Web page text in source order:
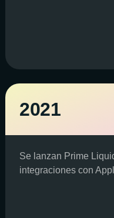
2021
Se lanzan Prime
integraciones con